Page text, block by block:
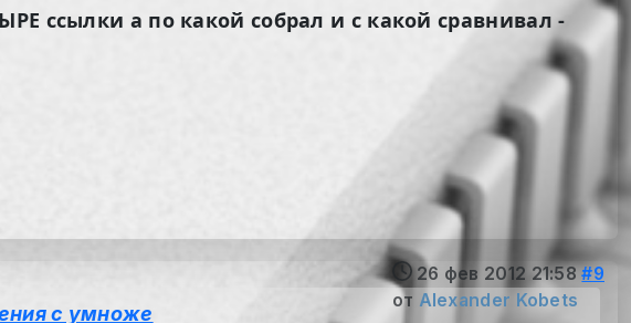
ссылки а по какой собрал и с какой сравнивал -
26 фев 2012 21:58 #9
от Alexander Kobets
с умноже